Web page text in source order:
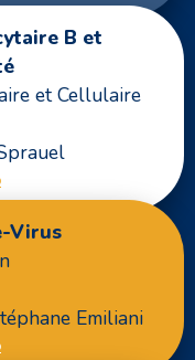
B et
et Cellulaire
Virus
Emiliani